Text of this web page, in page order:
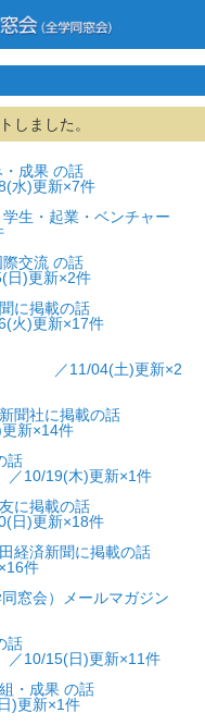
しました。
成果 の話
×7件
生・起業・ベンチャー
交流 の話
×2件
に掲載の話
×17件
)更新×2
聞社に掲載の話
件
話
新×1件
に掲載の話
×18件
経済新聞に掲載の話
件
窓会）メールマガジン
話
新×11件
・成果 の話
×1件